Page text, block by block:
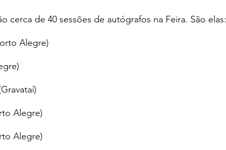
cerca de 40 sessões de autógrafos na Feira. São elas:
Alegre)
Alegre)
Alegre)